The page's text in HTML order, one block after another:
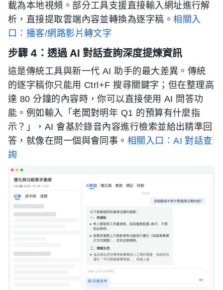
載為本地視頻。部分工具支援直接輸入網址進行解
析，直接提取雲端內容並轉換為逐字稿。相關入
口：播客/網路影片轉文字
步驟 4：透過 AI 對話查詢深度提煉資訊
這是傳統工具與新一代 AI 助手的最大差異。傳統
的逐字稿你只能用 Ctrl+F 搜尋關鍵字；但在整理高
達 80 分鐘的內容時，你可以直接使用 AI 問答功
能。例如輸入「老闆對明年 Q1 的預算有什麼指
示？」，AI 會基於錄音內容進行檢索並給出精準回
答，就像在問一個與會同事。 相關入口：AI 對話查
詢